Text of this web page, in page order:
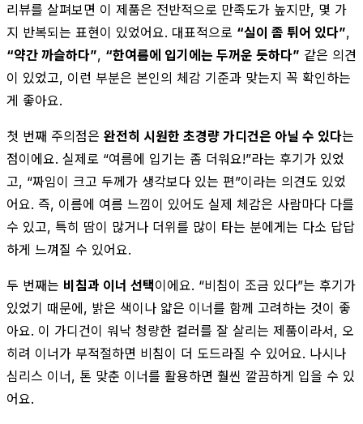
리뷰를 살펴보면 이 제품은 전반적으로 만족도가 높지만, 몇 가
지 반복되는 표현이 있었어요. 대표적으로 “실이 좀 튀어 있다”,
“약간 까슬하다”, “한여름에 입기에는 두꺼운 듯하다” 같은 의견
이 있었고, 이런 부분은 본인의 체감 기준과 맞는지 꼭 확인하는
게 좋아요.
첫 번째 주의점은 완전히 시원한 초경량 가디건은 아닐 수 있다는
점이에요. 실제로 “여름에 입기는 좀 더워요!”라는 후기가 있었
고, “짜임이 크고 두께가 생각보다 있는 편”이라는 의견도 있었
어요. 즉, 이름에 여름 느낌이 있어도 실제 체감은 사람마다 다를
수 있고, 특히 땀이 많거나 더위를 많이 타는 분에게는 다소 답답
하게 느껴질 수 있어요.
두 번째는 비침과 이너 선택이에요. “비침이 조금 있다”는 후기가
있었기 때문에, 밝은 색이나 얇은 이너를 함께 고려하는 것이 좋
아요. 이 가디건이 워낙 청량한 컬러를 잘 살리는 제품이라서, 오
히려 이너가 부적절하면 비침이 더 도드라질 수 있어요. 나시나
심리스 이너, 톤 맞춘 이너를 활용하면 훨씬 깔끔하게 입을 수 있
어요.